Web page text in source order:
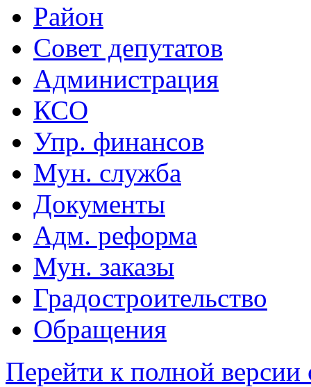
Район
Совет депутатов
Администрация
КСО
Упр. финансов
Мун. служба
Документы
Адм. реформа
Мун. заказы
Градостроительство
Обращения
Перейти к полной версии